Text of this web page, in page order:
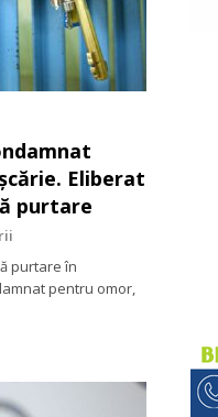
Eliberat
purtare
purtare în
pentru omor,